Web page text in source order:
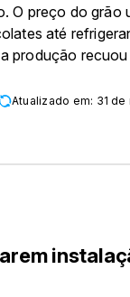
O preço do
até
produção recuou
Atualizado em: 31